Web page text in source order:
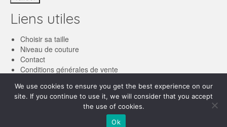
Liens utiles
Choisir sa taille
Niveau de couture
Contact
Conditions générales de vente
We use cookies to ensure you get the best experience on our
site. If you continue to use it, we will consider that you accept
the use of cookies.
Ok